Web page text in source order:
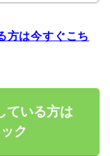
方は今すぐこち
ている方は
ク